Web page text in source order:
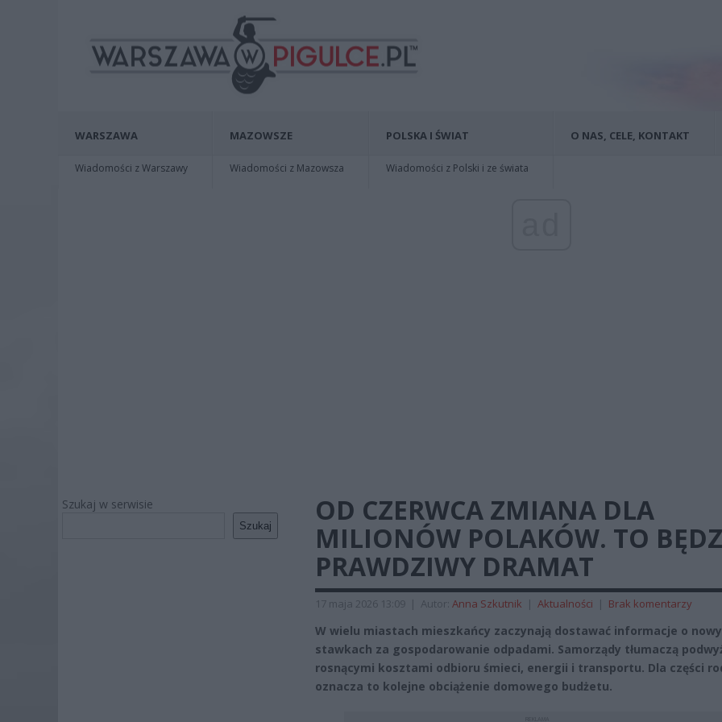
WARSZAWA
Wiadomości z Warszawy
MAZOWSZE
Wiadomości z Mazowsza
POLSKA I ŚWIAT
Wiadomości z Polski i ze świata
O NAS, CELE, KONTAKT
Szukaj w serwisie
Szukaj
OD CZERWCA ZMIANA DLA
MILIONÓW POLAKÓW. TO
PRAWDZIWY DRAMAT
17 maja 2026 13:09 | Autor: Anna Szkutnik | Aktualności | Brak komentarzy
W wielu miastach mieszkańcy zaczynają dostawać informacje o
stawkach za gospodarowanie odpadami. Samorządy tłumaczą
rosnącymi kosztami odbioru śmieci, energii i transportu. Dla części
oznacza to kolejne obciążenie domowego budżetu.